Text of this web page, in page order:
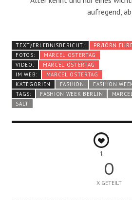
aufregend, ab
TEXT/ERLEBNISBERICHT:
PR/JÖRN
FOTOS:
MARCEL OSTERTAG
VIDEO:
MARCEL OSTERTAG
IM WEB:
MARCEL OSTERTAG
KATEGORIEN
FASHION
FASHION
TAGS:
FASHION WEEK BERLIN
SALT
1
0
X GETEILT